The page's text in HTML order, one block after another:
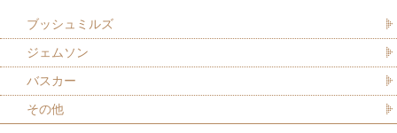
ブッシュミルズ
ジェムソン
バスカー
その他